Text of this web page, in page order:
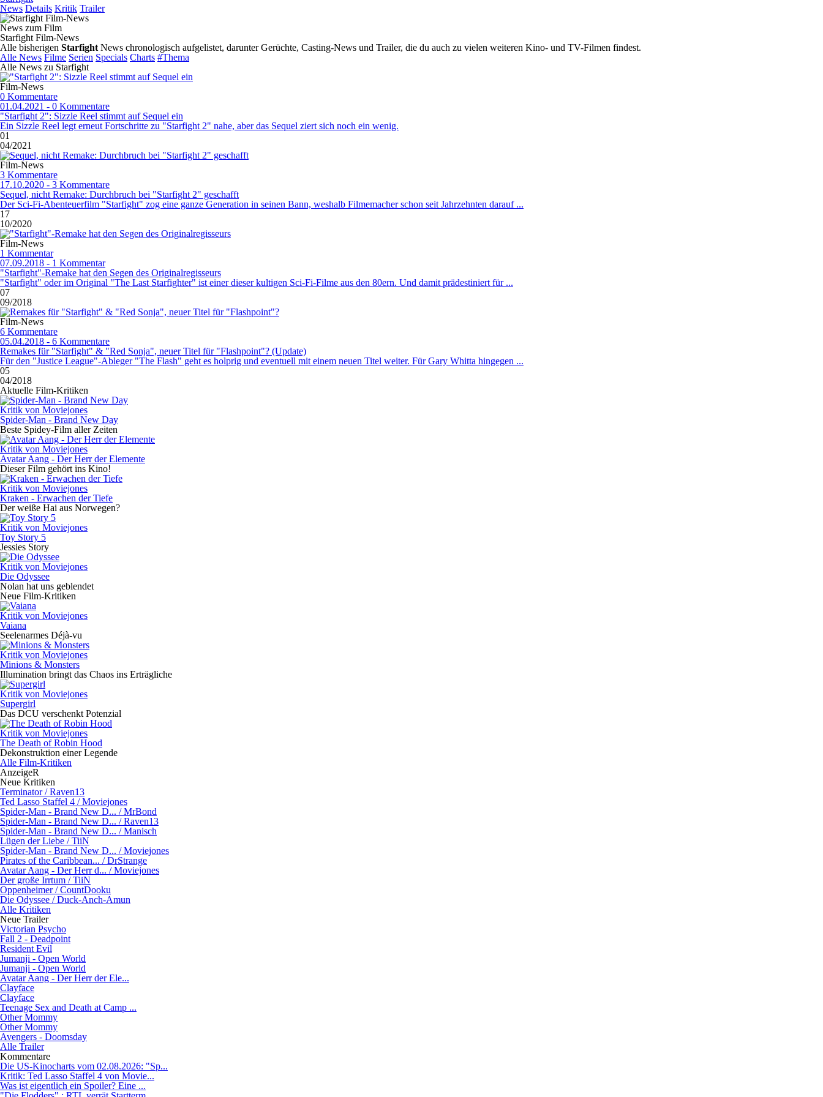
News Details Kritik Trailer
News zum Film
Starfight Film-News
Alle bisherigen Starfight News chronologisch aufgelistet, darunter Gerüchte, Casting-News und Trailer, die du auch zu vielen weiteren Kino- und TV-Filmen findest.
Alle News Filme Serien Specials Charts #Thema
Alle News zu Starfight
Film-News
0 Kommentare
01.04.2021 - 0 Kommentare
"Starfight 2": Sizzle Reel stimmt auf Sequel ein
Ein Sizzle Reel legt erneut Fortschritte zu "Starfight 2" nahe, aber das Sequel ziert sich noch ein wenig.
01
04/2021
Film-News
3 Kommentare
17.10.2020 - 3 Kommentare
Sequel, nicht Remake: Durchbruch bei "Starfight 2" geschafft
Der Sci-Fi-Abenteuerfilm "Starfight" zog eine ganze Generation in seinen Bann, weshalb Filmemacher schon seit Jahrzehnten darauf ...
17
10/2020
Film-News
1 Kommentar
07.09.2018 - 1 Kommentar
"Starfight"-Remake hat den Segen des Originalregisseurs
"Starfight" oder im Original "The Last Starfighter" ist einer dieser kultigen Sci-Fi-Filme aus den 80ern. Und damit prädestiniert für ...
07
09/2018
Film-News
6 Kommentare
05.04.2018 - 6 Kommentare
Remakes für "Starfight" & "Red Sonja", neuer Titel für "Flashpoint"? (Update)
Für den "Justice League"-Ableger "The Flash" geht es holprig und eventuell mit einem neuen Titel weiter. Für Gary Whitta hingegen ...
05
04/2018
Aktuelle Film-Kritiken
Kritik von Moviejones
Spider-Man - Brand New Day
Beste Spidey-Film aller Zeiten
Kritik von Moviejones
Avatar Aang - Der Herr der Elemente
Dieser Film gehört ins Kino!
Kritik von Moviejones
Kraken - Erwachen der Tiefe
Der weiße Hai aus Norwegen?
Kritik von Moviejones
Toy Story 5
Jessies Story
Kritik von Moviejones
Die Odyssee
Nolan hat uns geblendet
Neue Film-Kritiken
Kritik von Moviejones
Vaiana
Seelenarmes Déjà-vu
Kritik von Moviejones
Minions & Monsters
Illumination bringt das Chaos ins Erträgliche
Kritik von Moviejones
Supergirl
Das DCU verschenkt Potenzial
Kritik von Moviejones
The Death of Robin Hood
Dekonstruktion einer Legende
Alle Film-Kritiken
AnzeigeR
Neue Kritiken
Terminator / Raven13
Ted Lasso Staffel 4 / Moviejones
Spider-Man - Brand New D... / MrBond
Spider-Man - Brand New D... / Raven13
Spider-Man - Brand New D... / Manisch
Lügen der Liebe / TiiN
Spider-Man - Brand New D... / Moviejones
Pirates of the Caribbean... / DrStrange
Avatar Aang - Der Herr d... / Moviejones
Der große Irrtum / TiiN
Oppenheimer / CountDooku
Die Odyssee / Duck-Anch-Amun
Alle Kritiken
Neue Trailer
Victorian Psycho
Fall 2 - Deadpoint
Resident Evil
Jumanji - Open World
Jumanji - Open World
Avatar Aang - Der Herr der Ele...
Clayface
Clayface
Teenage Sex and Death at Camp ...
Other Mommy
Other Mommy
Avengers - Doomsday
Alle Trailer
Kommentare
Die US-Kinocharts vom 02.08.2026: "Sp...
Kritik: Ted Lasso Staffel 4 von Movie...
Was ist eigentlich ein Spoiler? Eine ...